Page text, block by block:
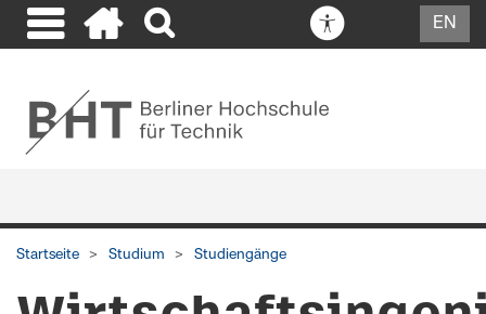
EN
Startseite Studium Studiengänge